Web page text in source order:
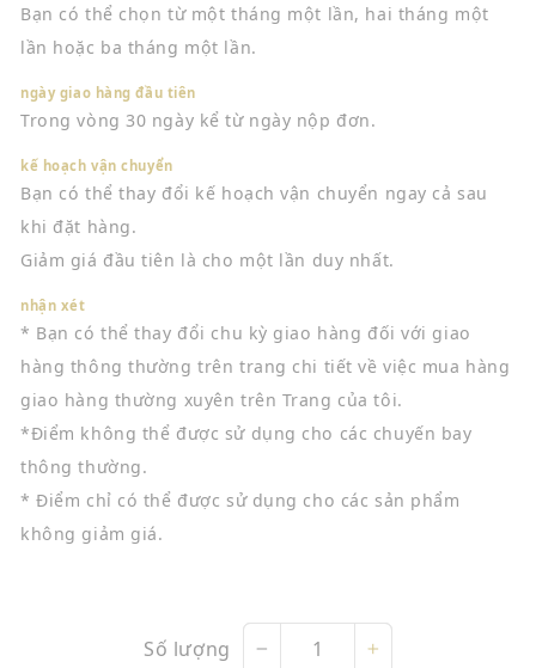
Bạn có thể chọn từ một tháng một lần, hai tháng một
lần hoặc ba tháng một lần.
ngày giao hàng đầu tiên
Trong vòng 30 ngày kể từ ngày nộp đơn.
kế hoạch vận chuyển
Bạn có thể thay đổi kế hoạch vận chuyển ngay cả sau
khi đặt hàng.
Giảm giá đầu tiên là cho một lần duy nhất.
nhận xét
* Bạn có thể thay đổi chu kỳ giao hàng đối với giao
hàng thông thường trên trang chi tiết về việc mua hàng
giao hàng thường xuyên trên Trang của tôi.
*Điểm không thể được sử dụng cho các chuyến bay
thông thường.
* Điểm chỉ có thể được sử dụng cho các sản phẩm
không giảm giá.
Số lượng